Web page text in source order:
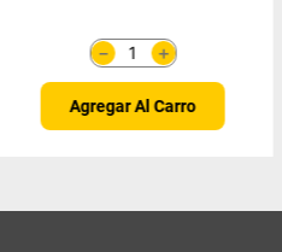
＋
－
Agregar Al Carro